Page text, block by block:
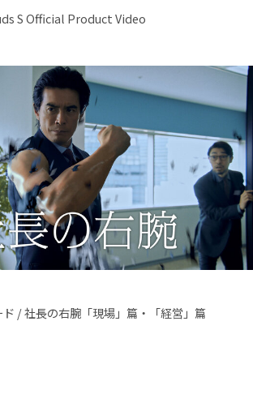
S Official Product Video
/ 社長の右腕「現場」篇・「経営」篇